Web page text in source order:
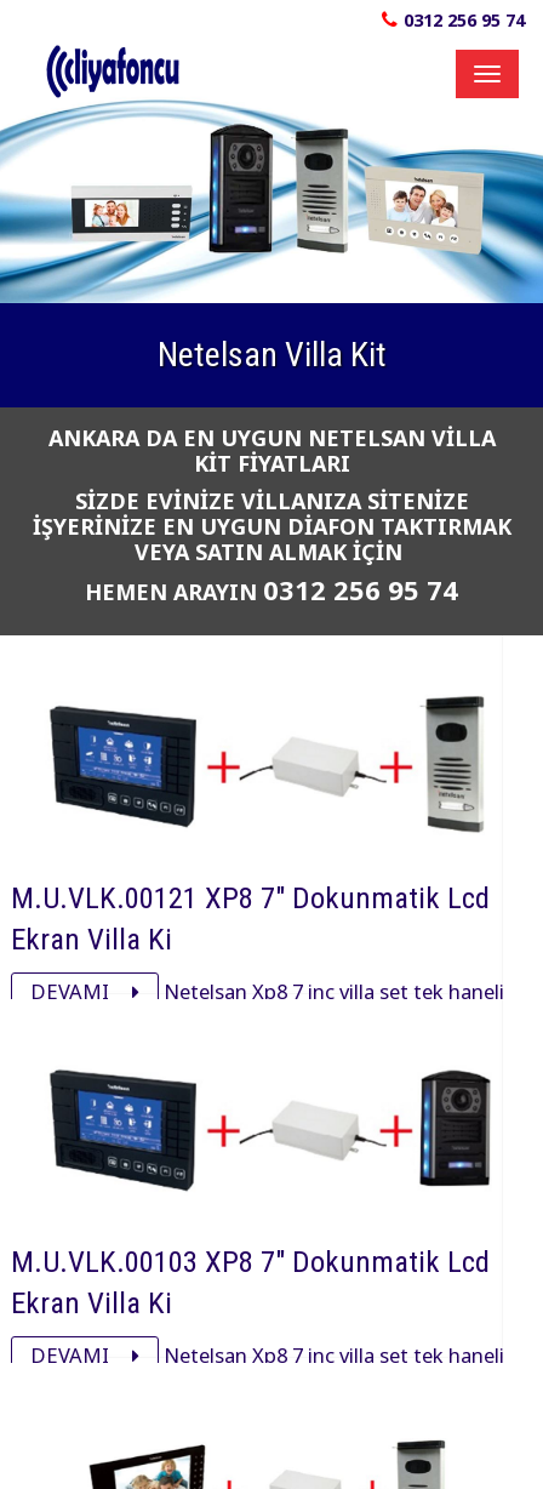
0312 256 95 74
Netelsan Villa Kit
ANKARA DA EN UYGUN NETELSAN VİLLA
KİT FİYATLARI
SİZDE EVİNİZE VİLLANIZA SİTENİZE
İŞYERİNİZE EN UYGUN DİAFON TAKTIRMAK
VEYA SATIN ALMAK İÇİN
HEMEN ARAYIN 0312 256 95 74
M.U.VLK.00121 XP8 7" Dokunmatik Lcd
Ekran Villa Ki
DEVAMI
Netelsan Xp8 7 inç villa set tek haneli
M.U.VLK.00103 XP8 7" Dokunmatik Lcd
Ekran Villa Ki
DEVAMI
Netelsan Xp8 7 inç villa set tek haneli